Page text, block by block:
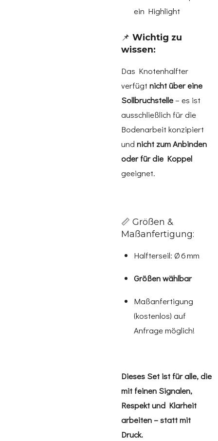
ein Highlight
📌 Wichtig zu
wissen:
Das Knotenhalfter
verfügt nicht über eine
Sollbruchstelle – es ist
ausschließlich für die
Bodenarbeit konzipiert
und nicht zum Anbinden
oder für die Koppel
geeignet.
📏 Größen &
Maßanfertigung:
Halfterseil: Ø 6 mm
Größen wählbar
Maßanfertigung
(kostenlos) auf
Anfrage möglich!
Dieses Set ist für alle, die
mit feinen Signalen,
Respekt und Klarheit
arbeiten – statt mit
Druck.